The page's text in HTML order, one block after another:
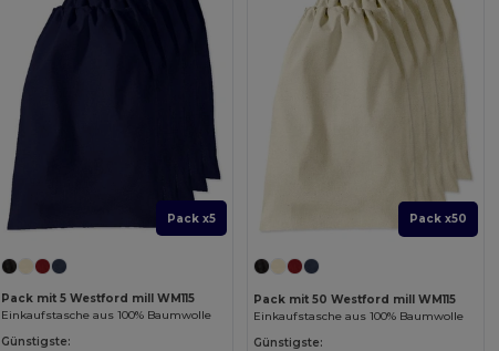
Pack x5
Pack mit 5 Westford mill WM115
Einkaufstasche aus 100% Baumwolle
Günstigste:
Pack x50
Pack mit 50 Westford mill WM115
Einkaufstasche aus 100% Baumwolle
Günstigste: